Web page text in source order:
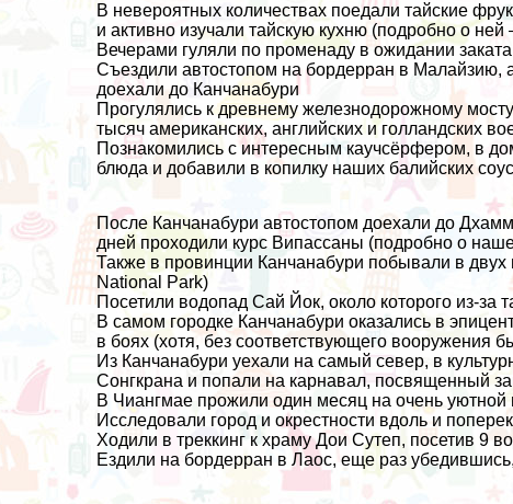
В невероятных количествах поедалитайские
и активно изучали тайскую кухню (подробно о
Вечерами гуляли по променаду в ожидании заката
Съездили автостопом на бордерран в Малайзию,
доехали до Канчанабури
Прогулялись к древнему железнодорожному
тысяч американских, английских и голландских
Познакомились с интересным каучсёрфером, в
блюда и добавили в копилку наших балийских
После Канчанабури автостопом доехали до
дней проходили курс Випассаны (подробно о
Также в провинции Канчанабури побывали в
National Park)
Посетили водопад Сай Йок, около которого из-за
В самом городке Канчанабури оказались в
в боях (хотя, без соответствующего вооружения
Из Канчанабури уехали на самый север, в
Сонгкрана и попали на карнавал, посвященный
В Чиангмае прожили один месяц на очень уютной
Исследовали город и окрестности вдоль и поперек
Ходили в треккинг к храму Дои Сутеп, посетив 9
Ездили на бордерран в Лаос, еще раз